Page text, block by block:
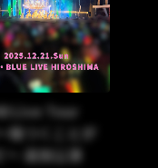
小林私 , イヤホンズ
Live Tour
傷つくことが
〜 追加公演